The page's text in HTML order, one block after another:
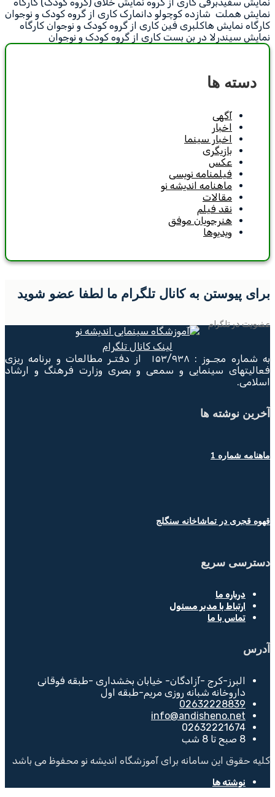
نمایش هملت شازده کوچولو دانمارک کاری از گروه کودک و نوجوان
کارگاه نمایش هاکلبری فین کاری از گروه کودک و نوجوان کارگاه
نمایش سیندرلا در بن بست کاری از گروه کودک و نوجوان
دسته ها
آگهی
اخبار
اخبار سینما
بازیگری
عکس
فیلمنامه نویسی
ماهنامه اندیشه نو
مقالات
نقد فیلم
هنرجویان موفق
ویدیوها
برای پیوستن به کانال تلگرام ما لطفا عضو شوید
عضویت در تلگرام
لینک کانال تلگرام
به شماره مجـوز : ۱۵۳/۹۳۸ از دفتـر مطالعات و برنامه ریزی
فعالیتهای سینمایی و سمعی و بصری وزارت فرهنگ و ارشاد
اسلامی.
آخرین نوشته ها
ماهنامه شماره 1
قهوه قجری در تماشاخانه سنگلج
دسترسی سریع
درباره ما
ارتباط با مدیر مسئول
تماس با ما
آدرس
البرز-کرج -آزادگان- خیابان بخشداری -طبقه فوقانی
داروخانه شبانه روزی مریم-طبقه اول
02632228839
info@andisheno.net
02632221674
8 صبح تا 8 شب
کلیه حقوق این سامانه برای آموزشگاه اندیشه نو محفوظ می باشد
نوشته ها